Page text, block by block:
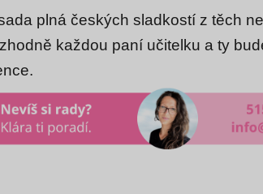
plná českých sladkostí z těch
každou paní učitelku a ty